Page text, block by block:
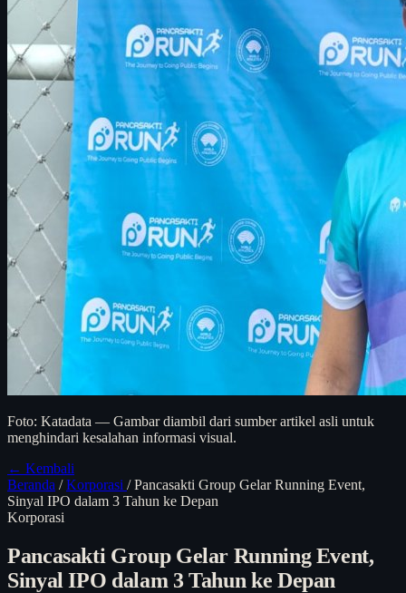
Foto: Katadata — Gambar diambil dari sumber artikel asli untuk
menghindari kesalahan informasi visual.
← Kembali
Beranda / Korporasi / Pancasakti Group Gelar Running Event,
Sinyal IPO dalam 3 Tahun ke Depan
Korporasi
Pancasakti Group Gelar Running Event,
Sinyal IPO dalam 3 Tahun ke Depan